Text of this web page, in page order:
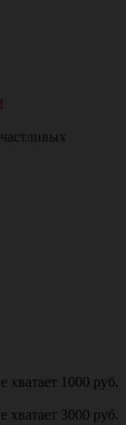
хватает 1000 руб.
хватает 3000 руб.